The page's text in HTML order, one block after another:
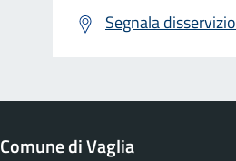
Segnala disservizio
Comune di Vaglia